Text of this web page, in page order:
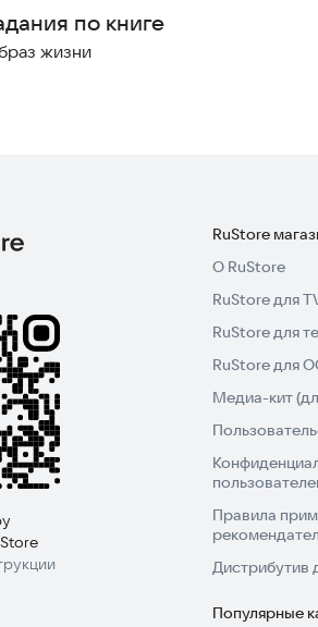
по книге
жизни
RuStore
О RuStore
RuStore для
RuStore для
RuStore для
Медиа-кит
Правила
Дистрибутив
Популярные